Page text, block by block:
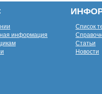
информация
Список
Статьи
Новости